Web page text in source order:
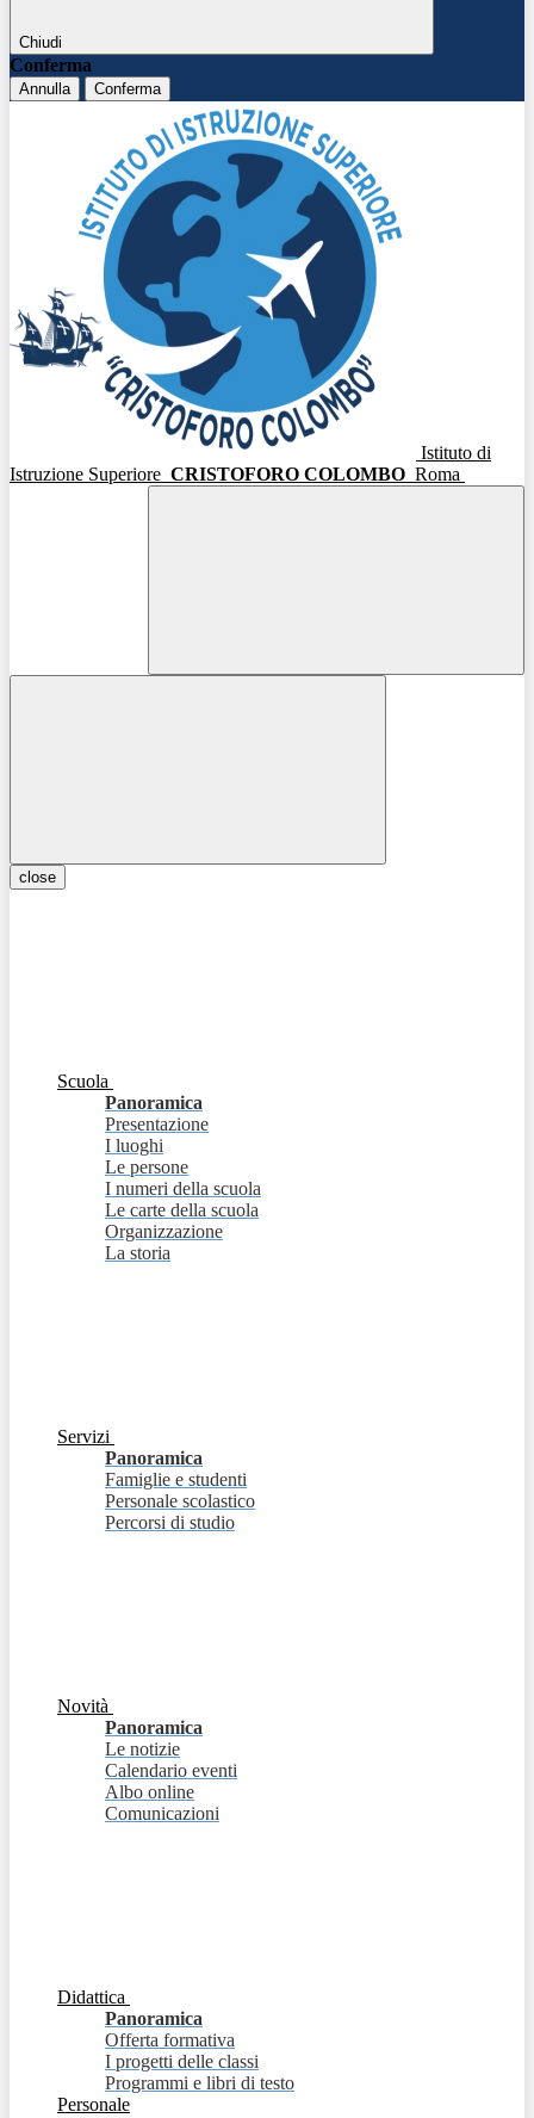
Chiudi
Conferma
Annulla Conferma
Istituto di
Istruzione Superiore CRISTOFORO COLOMBO Roma
close
Scuola
Panoramica
Presentazione
I luoghi
Le persone
I numeri della scuola
Le carte della scuola
Organizzazione
La storia
Servizi
Panoramica
Famiglie e studenti
Personale scolastico
Percorsi di studio
Novità
Panoramica
Le notizie
Calendario eventi
Albo online
Comunicazioni
Didattica
Panoramica
Offerta formativa
I progetti delle classi
Programmi e libri di testo
Personale